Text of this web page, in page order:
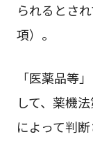
られるとさ
項）。
「医薬品等
して、薬機
によって判断